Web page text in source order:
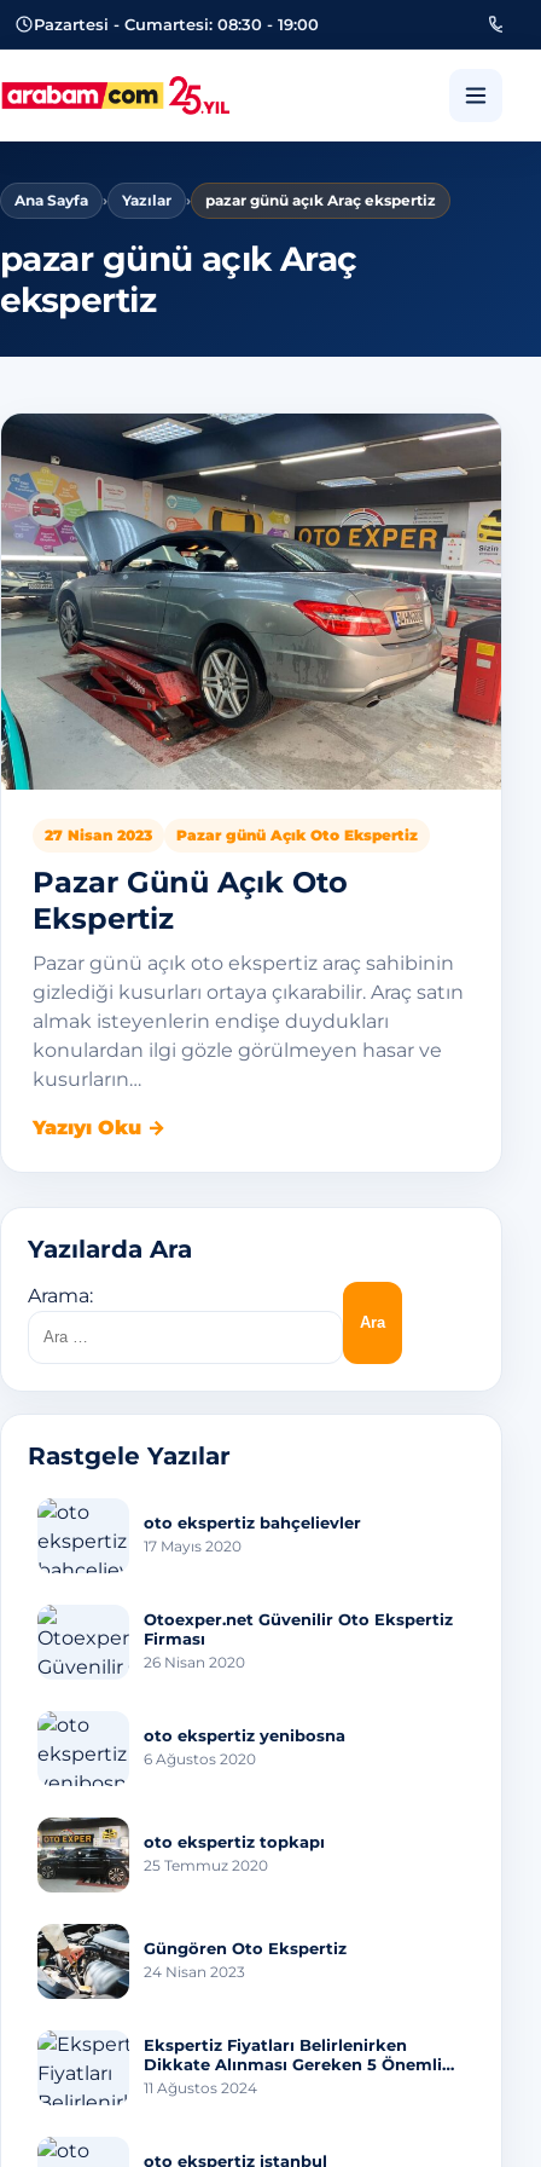
Pazartesi - Cumartesi: 08:30 - 19:00
arabam.com Güngören oto
Ana Sayfa › Yazılar › pazar günü açık Araç ekspertiz
pazar günü açık Araç
ekspertiz
27 Nisan 2023 Pazar günü Açık Oto Ekspertiz
Pazar Günü Açık Oto
Ekspertiz
Pazar günü açık oto ekspertiz araç sahibinin
gizlediği kusurları ortaya çıkarabilir. Araç satın
almak isteyenlerin endişe duydukları
konulardan ilgi gözle görülmeyen hasar ve
kusurların…
Yazıyı Oku →
Yazılarda Ara
Arama:
Rastgele Yazılar
oto ekspertiz bahçelievler
17 Mayıs 2020
Otoexper.net Güvenilir Oto Ekspertiz
Firması
26 Nisan 2020
oto ekspertiz yenibosna
6 Ağustos 2020
oto ekspertiz topkapı
25 Temmuz 2020
Güngören Oto Ekspertiz
24 Nisan 2023
Ekspertiz Fiyatları Belirlenirken
Dikkate Alınması Gereken 5 Önemli
Faktör
11 Ağustos 2024
oto ekspertiz istanbul